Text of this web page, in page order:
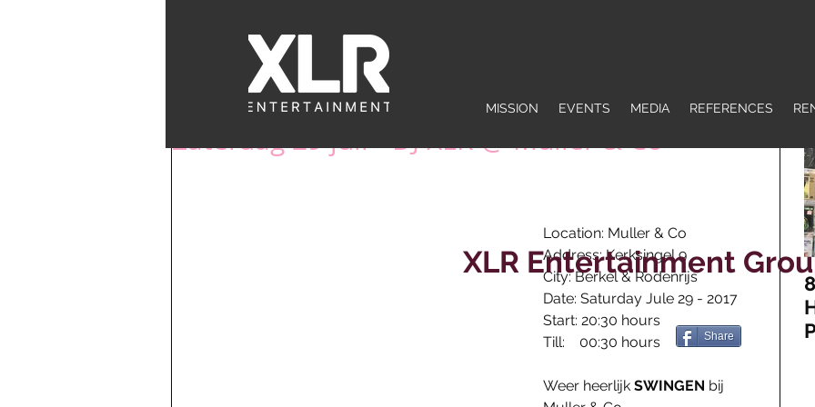
MISSION EVENTS MEDIA REFERENCES
EVENTS BACK
Zaterdag 29 juli - DJ XLR @ Muller & Co
Location: Muller & Co
Address: Kerksingel 9
City: Berkel & Rodenrijs
Date: Saturday Jule 29 - 2017
Start: 20:30 hours
Till:    00:30 hours
Weer heerlijk SWINGEN bij
Share
XLR Entertainment